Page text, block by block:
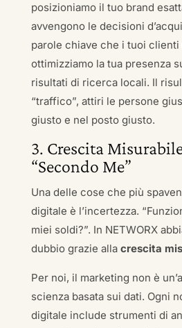
posizioniamo il tuo brand
avvengono le decisioni
parole chiave che i tuoi clienti
ottimizziamo la tua presenza
risultati di ricerca locali. Il
“traffico”, attiri le persone
giusto e nel posto giusto.
3. Crescita
“Secondo Me”
Una delle cose che più
digitale è l’incertezza.
miei soldi?”. In NETWORX
dubbio grazie alla crescita
Per noi, il marketing non è
scienza basata sui dati. Ogni
digitale include strumenti di